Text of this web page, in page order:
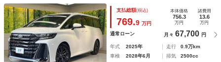
テム レーダークルーズ 禁煙車 電動リアゲート レザーシ
ート 前席シートエアコン リアシートエアコン 前後席パワ
ーシート ドラレコ
支払総額(税込)
769.9 万円
本体価格
756.3
万円
諸費用
13.6
万円
通常ローン 月々 67,700 円
年式 2025年 走行
0.9万km
車検
2028年6月 排気
2500cc